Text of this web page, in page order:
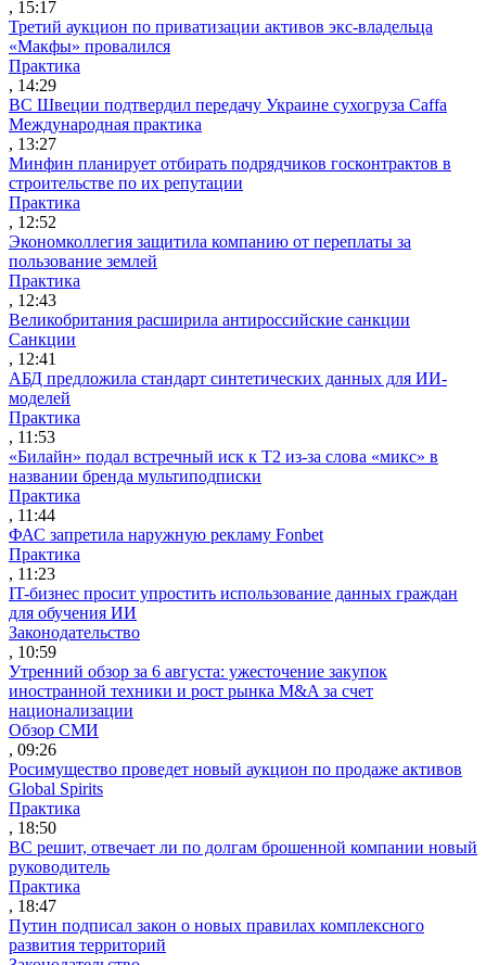
, 15:17
Третий аукцион по приватизации активов экс-владельца
«Макфы» провалился
Практика
, 14:29
ВС Швеции подтвердил передачу Украине сухогруза Caffa
Международная практика
, 13:27
Минфин планирует отбирать подрядчиков госконтрактов в
строительстве по их репутации
Практика
, 12:52
Экономколлегия защитила компанию от переплаты за
пользование землей
Практика
, 12:43
Великобритания расширила антироссийские санкции
Санкции
, 12:41
АБД предложила стандарт синтетических данных для ИИ-
моделей
Практика
, 11:53
«Билайн» подал встречный иск к Т2 из-за слова «микс» в
названии бренда мультиподписки
Практика
, 11:44
ФАС запретила наружную рекламу Fonbet
Практика
, 11:23
IT-бизнес просит упростить использование данных граждан
для обучения ИИ
Законодательство
, 10:59
Утренний обзор за 6 августа: ужесточение закупок
иностранной техники и рост рынка M&A за счет
национализации
Обзор СМИ
, 09:26
Росимущество проведет новый аукцион по продаже активов
Global Spirits
Практика
, 18:50
ВС решит, отвечает ли по долгам брошенной компании новый
руководитель
Практика
, 18:47
Путин подписал закон о новых правилах комплексного
развития территорий